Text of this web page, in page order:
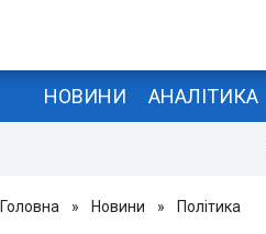
НОВИНИ АНАЛІТИКА
Головна » Новини » Політика